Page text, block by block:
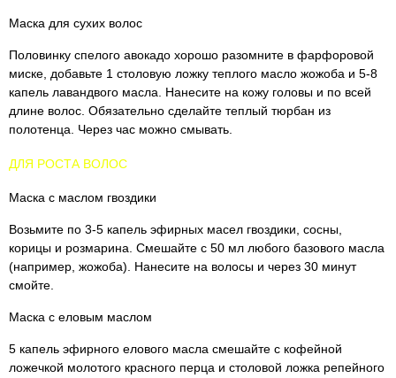
Маска для сухих волос
Половинку спелого авокадо хорошо разомните в фарфоровой
миске, добавьте 1 столовую ложку теплого масло жожоба и 5-8
капель лавандвого масла. Нанесите на кожу головы и по всей
длине волос. Обязательно сделайте теплый тюрбан из
полотенца. Через час можно смывать.
ДЛЯ РОСТА ВОЛОС
Маска с маслом гвоздики
Возьмите по 3-5 капель эфирных масел гвоздики, сосны,
корицы и розмарина. Смешайте с 50 мл любого базового масла
(например, жожоба). Нанесите на волосы и через 30 минут
смойте.
Маска с еловым маслом
5 капель эфирного елового масла смешайте с кофейной
ложечкой молотого красного перца и столовой ложка репейного